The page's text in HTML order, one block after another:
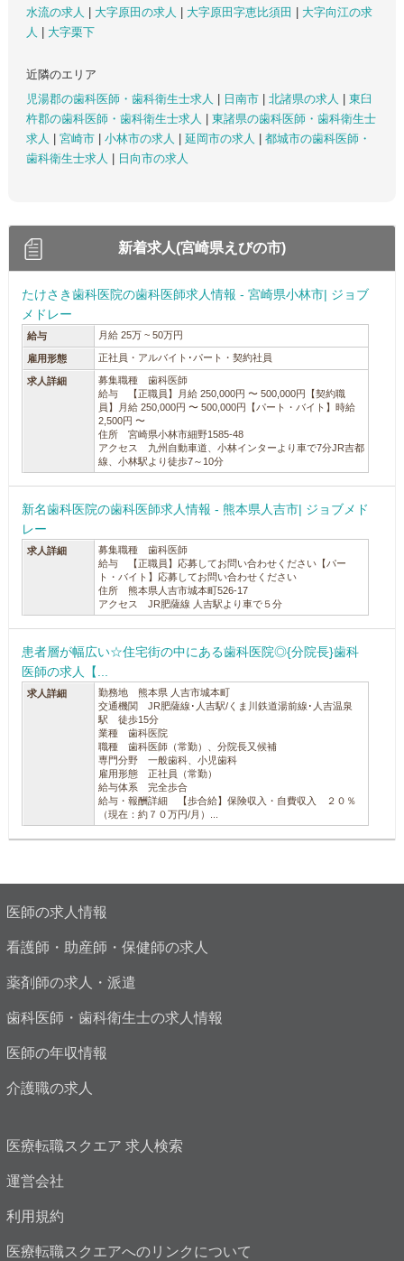
水流の求人 | 大字原田の求人 | 大字原田字恵比須田 | 大字向江の求
人 | 大字栗下
近隣のエリア
児湯郡の歯科医師・歯科衛生士求人 | 日南市 | 北諸県の求人 | 東臼
杵郡の歯科医師・歯科衛生士求人 | 東諸県の歯科医師・歯科衛生士
求人 | 宮崎市 | 小林市の求人 | 延岡市の求人 | 都城市の歯科医師・
歯科衛生士求人 | 日向市の求人
新着求人(宮崎県えびの市)
たけさき歯科医院の歯科医師求人情報 - 宮崎県小林市| ジョブ
メドレー
給与 月給 25万 ~ 50万円
雇用形態 正社員・アルバイト･パート・契約社員
求人詳細
募集職種 歯科医師
給与 【正職員】月給 250,000円 〜 500,000円【契約職
員】月給 250,000円 〜 500,000円【パート・バイト】時給
2,500円 〜
住所 宮崎県小林市細野1585-48
アクセス 九州自動車道、小林インターより車で7分JR吉都
線、小林駅より徒歩7～10分
新名歯科医院の歯科医師求人情報 - 熊本県人吉市| ジョブメド
レー
求人詳細
募集職種 歯科医師
給与 【正職員】応募してお問い合わせください【パー
ト・バイト】応募してお問い合わせください
住所 熊本県人吉市城本町526-17
アクセス JR肥薩線 人吉駅より車で５分
患者層が幅広い☆住宅街の中にある歯科医院◎{分院長}歯科
医師の求人【...
求人詳細
勤務地 熊本県 人吉市城本町
交通機関 JR肥薩線･人吉駅/くま川鉄道湯前線･人吉温泉
駅 徒歩15分
業種 歯科医院
職種 歯科医師（常勤）、分院長又候補
専門分野 一般歯科、小児歯科
雇用形態 正社員（常勤）
給与体系 完全歩合
給与・報酬詳細 【歩合給】保険収入・自費収入 ２０％
（現在：約７０万円/月）...
医師の求人情報
看護師・助産師・保健師の求人
薬剤師の求人・派遣
歯科医師・歯科衛生士の求人情報
医師の年収情報
介護職の求人
医療転職スクエア 求人検索
運営会社
利用規約
医療転職スクエアへのリンクについて